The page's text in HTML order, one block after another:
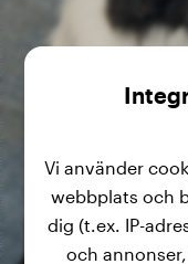
Vi använder
webbplats och
dig (t.ex. IP-
och